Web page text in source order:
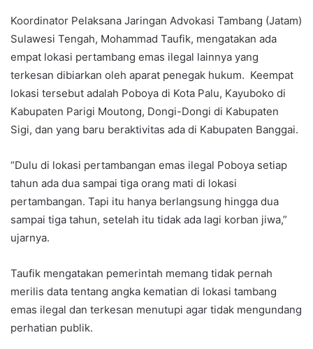
Koordinator Pelaksana Jaringan Advokasi Tambang (Jatam)
Sulawesi Tengah, Mohammad Taufik, mengatakan ada
empat lokasi pertambang emas ilegal lainnya yang
terkesan dibiarkan oleh aparat penegak hukum. Keempat
lokasi tersebut adalah Poboya di Kota Palu, Kayuboko di
Kabupaten Parigi Moutong, Dongi-Dongi di Kabupaten
Sigi, dan yang baru beraktivitas ada di Kabupaten Banggai.
“Dulu di lokasi pertambangan emas ilegal Poboya setiap
tahun ada dua sampai tiga orang mati di lokasi
pertambangan. Tapi itu hanya berlangsung hingga dua
sampai tiga tahun, setelah itu tidak ada lagi korban jiwa,”
ujarnya.
Taufik mengatakan pemerintah memang tidak pernah
merilis data tentang angka kematian di lokasi tambang
emas ilegal dan terkesan menutupi agar tidak mengundang
perhatian publik.